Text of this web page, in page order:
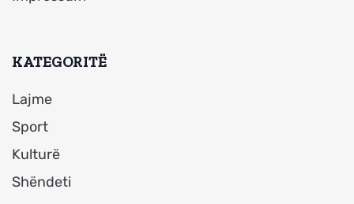
KATEGORITË
Lajme
Sport
Kulturë
Shëndeti